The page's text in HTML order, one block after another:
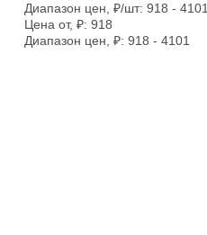
Диапазон цен, ₽/шт: 918 - 4101
Цена от, ₽: 918
Диапазон цен, ₽: 918 - 4101